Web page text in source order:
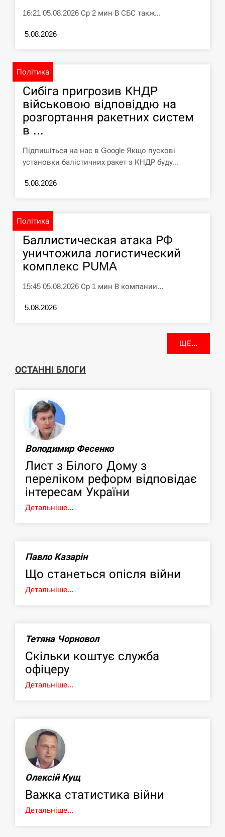
СЕРПЕНЬ
Силы обороны поразили российскую
СЕРПЕНЬ
12:10
У США зафіксували рекордний спалах
циклоспорозу, захворіли понад 10
тисяч…
СЕРПЕНЬ
“Новая почта”: что известно об…
11:40
У зоопарку Токіо через спеку загинули
три левиці
СЕРПЕНЬ
Россияне ударили “Бардеролями” по
16:21 05.08.2026 Ср 2 мин В СБС такж...
5.08.2026
Політика
Сибіга пригрозив КНДР
військовою відповіддю на
розгортання ракетних систем
в ...
Підпишіться на нас в Google Якщо пускові
установки балістичних ракет з КНДР буду...
5.08.2026
Політика
Баллистическая атака РФ
уничтожила логистический
комплекс PUMA
15:45 05.08.2026 Ср 1 мин В компании...
5.08.2026
ЩЕ...
ОСТАННІ БЛОГИ
Володимир Фесенко
Лист з Білого Дому з
переліком реформ відповідає
інтересам України
Детальніше...
Павло Казарін
Що станеться опісля війни
Детальніше...
Тетяна Чорновол
Скільки коштує служба
офіцеру
Детальніше...
Олексій Кущ
Важка статистика війни
Детальніше...